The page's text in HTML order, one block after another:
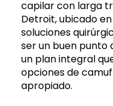
capilar con larga
Detroit, ubicado
soluciones
ser un buen punto
un plan integral
opciones de
apropiado.